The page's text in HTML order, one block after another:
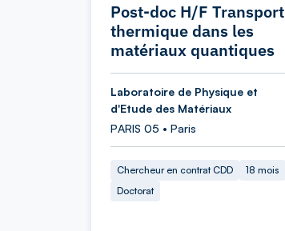
Post-doc H/F Transport
thermique dans les
matériaux quantiques
Laboratoire de Physique et
d'Etude des Matériaux
PARIS 05 • Paris
Chercheur en contrat CDD
18 mois
Doctorat